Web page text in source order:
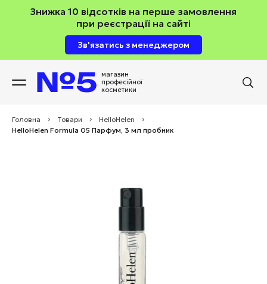
Знижка 10 відсотків на перше замовлення
при реєстрації на сайті
Зв'язатись з менеджером
магазин
професійної
косметики
Головна > Товари > HelloHelen
>
HelloHelen Formula 05 Парфум, 3 мл пробник